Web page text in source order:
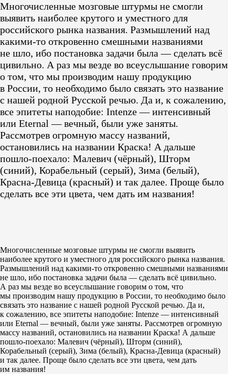
Многочисленные мозговые штурмы не смогли
выявить наиболее крутого и уместного для
российского рынка названия. Размышлений над
какими-то откровенно смешными названиями
не шло, ибо постановка задачи была — сделать всё
цивильно. А раз мы везде во всеуслышание говорим
о том, что мы производим нашу продукцию
в России, то необходимо было связать это название
с нашей родной Русской речью. Да и, к сожалению,
все эпитеты наподобие: Intenze — интенсивный
или Eternal — вечный, были уже заняты.
Рассмотрев огромную массу названий,
остановились на названии Краска! А дальше
пошло-поехало: Малевич (чёрный), Шторм
(синий), Корабельный (серый), Зима (белый),
Красна-Девица (красный) и так далее. Проще было
сделать все эти цвета, чем дать им названия!
Многочисленные мозговые штурмы не смогли выявить
наиболее крутого и уместного для российского рынка названия.
Размышлений над какими-то откровенно смешными названиями
не шло, ибо постановка задачи была — сделать всё цивильно.
А раз мы везде во всеуслышание говорим о том, что
мы производим нашу продукцию в России, то необходимо было
связать это название с нашей родной Русской речью. Да и,
к сожалению, все эпитеты наподобие: Intenze — интенсивный
или Eternal — вечный, были уже заняты. Рассмотрев огромную
массу названий, остановились на названии Краска! А дальше
пошло-поехало: Малевич (чёрный), Шторм (синий),
Корабельный (серый), Зима (белый), Красна-Девица (красный)
и так далее. Проще было сделать все эти цвета, чем дать
им названия!